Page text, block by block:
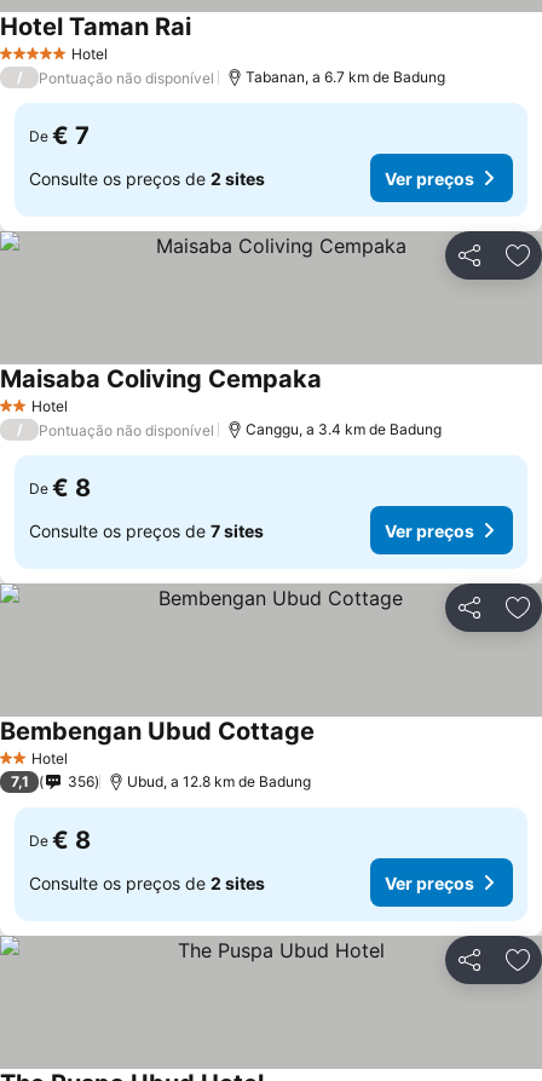
5 Estrelas Hotel
Hotel Taman RaiVer preços
/ Pontuação não disponível Tabanan, a 6.7 km de Badung
De € 7
Consulte os preços de 2 sites Ver preços
Partilhar
2 Estrelas
Hotel
Maisaba Coliving Cempaka
/ Pontuação não disponível Canggu, a 3.4 km de Badung
De € 8
Consulte os preços de 7 sites Ver preços
Partilhar
2 Estrelas
Hotel
Bembengan Ubud Cottage
7,1 356 Ubud, a 12.8 km de Badung
De € 8
Consulte os preços de 2 sites Ver preços
Partilhar